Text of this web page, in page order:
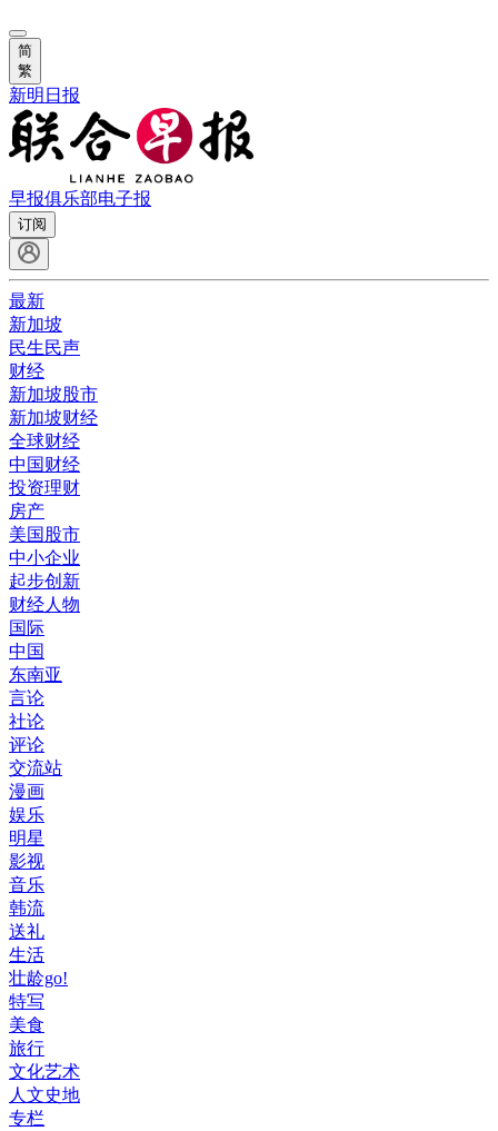
简
繁
新明日报
早报俱乐部电子报
订阅
最新
新加坡
民生民声
财经
新加坡股市
新加坡财经
全球财经
中国财经
投资理财
房产
美国股市
中小企业
起步创新
财经人物
国际
中国
东南亚
言论
社论
评论
交流站
漫画
娱乐
明星
影视
音乐
韩流
送礼
生活
壮龄go!
特写
美食
旅行
文化艺术
人文史地
专栏